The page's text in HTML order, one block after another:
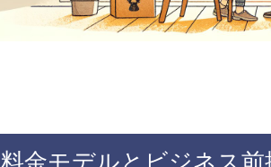
料金モデルとビジネス